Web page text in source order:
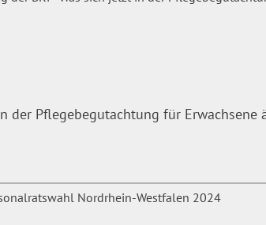
der Pflegebegutachtung für Erwachsene